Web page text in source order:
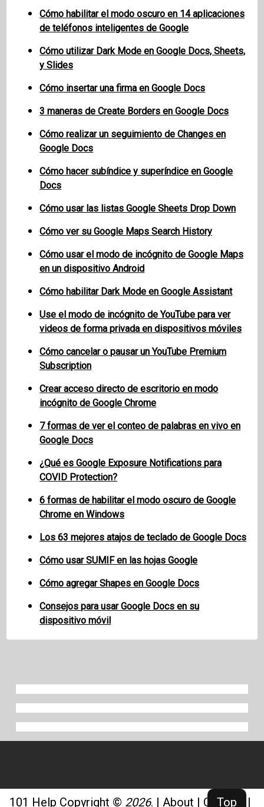
Top
Cómo habilitar el modo oscuro en 14 aplicaciones
de teléfonos inteligentes de Google
Cómo utilizar Dark Mode en Google Docs, Sheets,
y Slides
Cómo insertar una firma en Google Docs
3 maneras de Create Borders en Google Docs
Cómo realizar un seguimiento de Changes en
Google Docs
Cómo hacer subíndice y superíndice en Google
Docs
Cómo usar las listas Google Sheets Drop Down
Cómo ver su Google Maps Search History
Cómo usar el modo de incógnito de Google Maps
en un dispositivo Android
Cómo habilitar Dark Mode en Google Assistant
Use el modo de incógnito de YouTube para ver
videos de forma privada en dispositivos móviles
Cómo cancelar o pausar un YouTube Premium
Subscription
Crear acceso directo de escritorio en modo
incógnito de Google Chrome
7 formas de ver el conteo de palabras en vivo en
Google Docs
¿Qué es Google Exposure Notifications para
COVID Protection?
6 formas de habilitar el modo oscuro de Google
Chrome en Windows
Los 63 mejores atajos de teclado de Google Docs
Cómo usar SUMIF en las hojas Google
Cómo agregar Shapes en Google Docs
Consejos para usar Google Docs en su
dispositivo móvil
101 Help Copyright © 2026. | About | Contact |